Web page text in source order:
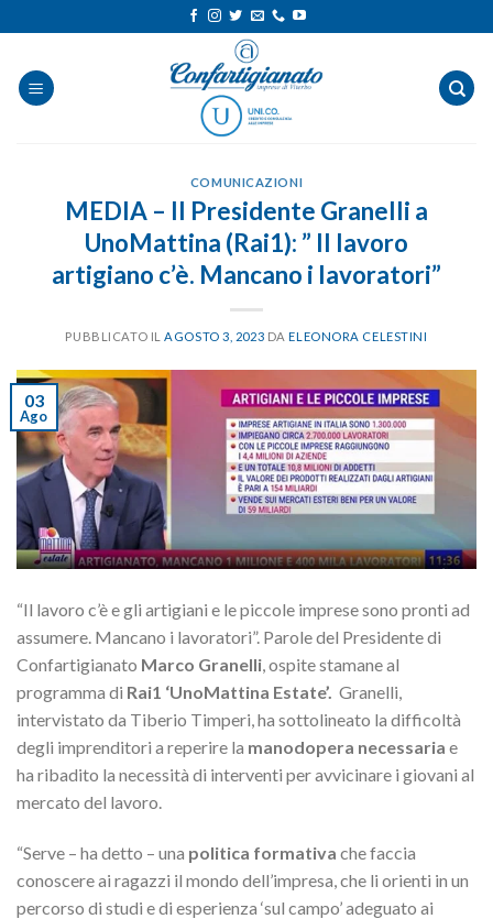
ai
contenuti
COMUNICAZIONI
MEDIA – Il Presidente Granelli a
UnoMattina (Rai1): ” Il lavoro
artigiano c’è. Mancano i lavoratori”
PUBBLICATO IL AGOSTO 3, 2023 DAELEONORA CELESTINI
03
Ago
“Il lavoro c’è e gli artigiani e le piccole imprese sono pronti ad
assumere. Mancano i lavoratori”. Parole del Presidente di
Confartigianato Marco Granelli, ospite stamane al
programma di Rai1 ‘UnoMattina Estate’. Granelli,
intervistato da Tiberio Timperi, ha sottolineato la difficoltà
degli imprenditori a reperire la manodopera necessaria e
ha ribadito la necessità di interventi per avvicinare i giovani al
mercato del lavoro.
“Serve – ha detto – una politica formativa che faccia
conoscere ai ragazzi il mondo dell’impresa, che li orienti in un
percorso di studi e di esperienza ‘sul campo’ adeguato ai